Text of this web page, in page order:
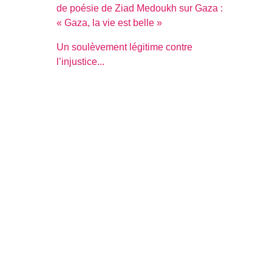
de poésie de Ziad Medoukh sur Gaza :
« Gaza, la vie est belle »
Un soulèvement légitime contre
l’injustice...